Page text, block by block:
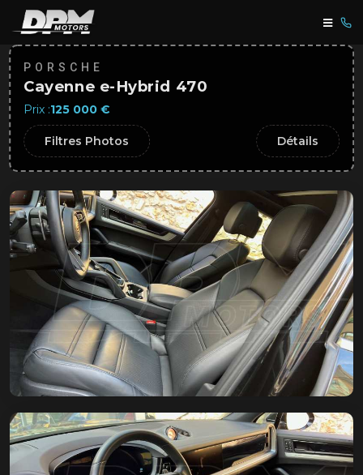
PORSCHE
Cayenne e-Hybrid 470
Prix :125 000 €
Filtres Photos Détails